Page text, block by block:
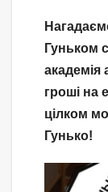
Гуньком
академія
гроші на
цілком
Гунько!